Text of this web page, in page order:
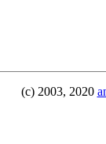
(c) 2003, 2020